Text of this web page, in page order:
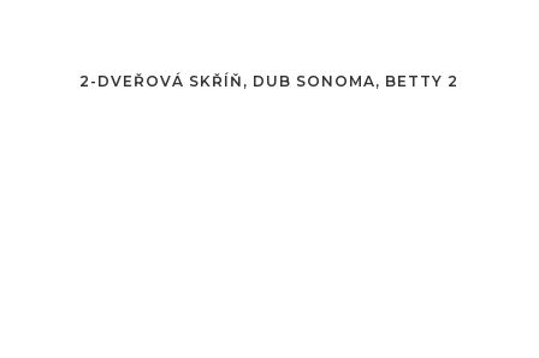
2-DVEŘOVÁ SKŘÍŇ, DUB SONOMA, BETTY 2